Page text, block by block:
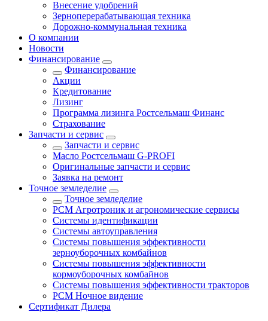
Внесение удобрений
Зерноперерабатывающая техника
Дорожно-коммунальная техника
О компании
Новости
Финансирование
Финансирование
Акции
Кредитование
Лизинг
Программа лизинга Ростсельмаш Финанс
Страхование
Запчасти и сервис
Запчасти и сервис
Масло Ростсельмаш G-PROFI
Оригинальные запчасти и сервис
Заявка на ремонт
Точное земледелие
Точное земледелие
РСМ Агротроник и агрономические сервисы
Системы идентификации
Системы автоуправления
Системы повышения эффективности
зерноуборочных комбайнов
Системы повышения эффективности
кормоуборочных комбайнов
Системы повышения эффективности тракторов
РСМ Ночное видение
Сертификат Дилера